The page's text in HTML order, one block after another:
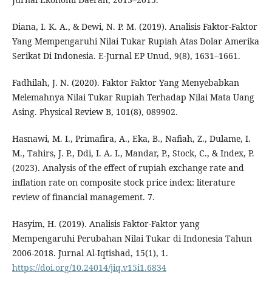
Diana, I. K. A., & Dewi, N. P. M. (2019). Analisis Faktor-Faktor
Yang Mempengaruhi Nilai Tukar Rupiah Atas Dolar Amerika
Serikat Di Indonesia. E-Jurnal EP Unud, 9(8), 1631–1661.
Fadhilah, J. N. (2020). Faktor Faktor Yang Menyebabkan
Melemahnya Nilai Tukar Rupiah Terhadap Nilai Mata Uang
Asing. Physical Review B, 101(8), 089902.
Hasnawi, M. I., Primafira, A., Eka, B., Nafiah, Z., Dulame, I.
M., Tahirs, J. P., Ddi, I. A. I., Mandar, P., Stock, C., & Index, P.
(2023). Analysis of the effect of rupiah exchange rate and
inflation rate on composite stock price index: literature
review of financial management. 7.
Hasyim, H. (2019). Analisis Faktor-Faktor yang
Mempengaruhi Perubahan Nilai Tukar di Indonesia Tahun
2006-2018. Jurnal Al-Iqtishad, 15(1), 1.
https://doi.org/10.24014/jiq.v15i1.6834